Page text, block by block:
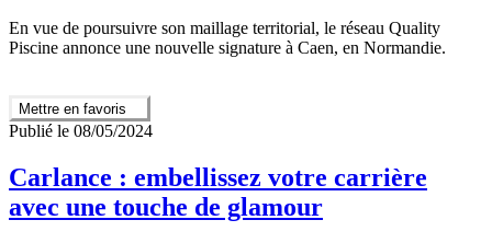
En vue de poursuivre son maillage territorial, le réseau Quality
Piscine annonce une nouvelle signature à Caen, en Normandie.
Mettre en favoris
Publié le 08/05/2024
Carlance : embellissez votre carrière
avec une touche de glamour